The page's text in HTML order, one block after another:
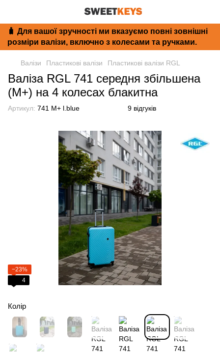
🧳 Для вашої зручності ми вказуємо повні зовнішні
розміри валізи, включно з колесами та ручками.
Валізи Пластикові валізи Пластикові валізи RGL
Валіза RGL 741 середня збільшена
(M+) на 4 колесах блакитна
Артикул: 741 M+ l.blue 9 відгуків
−23%
4
Колір